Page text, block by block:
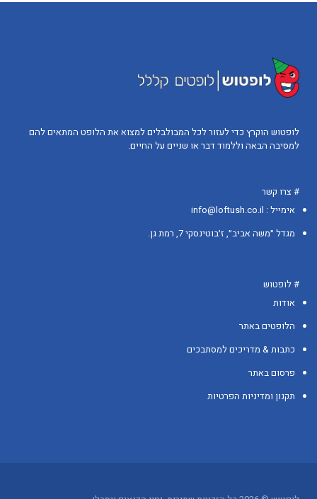
לופטוש הוקרץ כדי לעזור לכל המבולבלים למצוא את הלופט המתאים להם
למסיבה הבאה וללמוד דבר או שניים על החיים.
# צרו קשר
אימייל : info@loftush.co.il
מגדל ״משה אביב״, ז׳בוטינסקי 7, רמת גן.
# לופטוש
אודות
הלופטים באתר
כתבות & מדריכים למסתבכים
פרסום באתר
תקנון ומדיניות הפרטיות